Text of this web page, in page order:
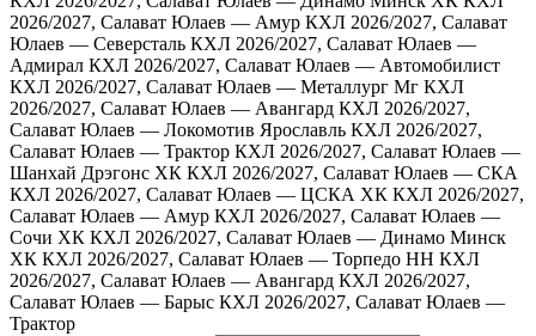
2026/2027, Салават Юлаев — Амур КХЛ 2026/2027, Салават
Юлаев — Северсталь КХЛ 2026/2027, Салават Юлаев —
Адмирал КХЛ 2026/2027, Салават Юлаев — Автомобилист
КХЛ 2026/2027, Салават Юлаев — Металлург Мг КХЛ
2026/2027, Салават Юлаев — Авангард КХЛ 2026/2027,
Салават Юлаев — Локомотив Ярославль КХЛ 2026/2027,
Салават Юлаев — Трактор КХЛ 2026/2027, Салават Юлаев —
Шанхай Дрэгонс ХК КХЛ 2026/2027, Салават Юлаев — СКА
КХЛ 2026/2027, Салават Юлаев — ЦСКА ХК КХЛ 2026/2027,
Салават Юлаев — Амур КХЛ 2026/2027, Салават Юлаев —
Сочи ХК КХЛ 2026/2027, Салават Юлаев — Динамо Минск
ХК КХЛ 2026/2027, Салават Юлаев — Торпедо НН КХЛ
2026/2027, Салават Юлаев — Авангард КХЛ 2026/2027,
Салават Юлаев — Барыс КХЛ 2026/2027, Салават Юлаев —
Трактор